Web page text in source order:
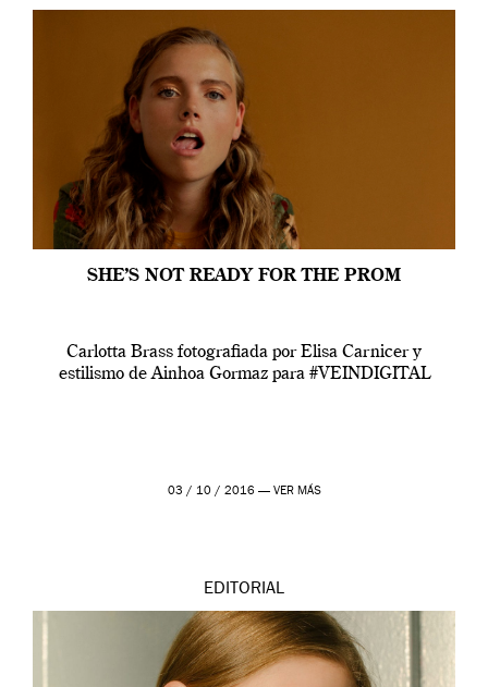
SHE’S NOT READY FOR THE PROM
Carlotta Brass fotografiada por Elisa Carnicer y
estilismo de Ainhoa Gormaz para #VEINDIGITAL
03 / 10 / 2016 — VER MÁS
EDITORIAL